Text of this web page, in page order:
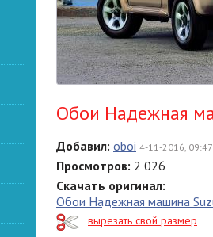
Обои Надежная
Добавил: oboi 4-11-2016, 09:47
Просмотров: 2 026
Скачать оригинал:
Обои Надежная машина
вырезать свой размер